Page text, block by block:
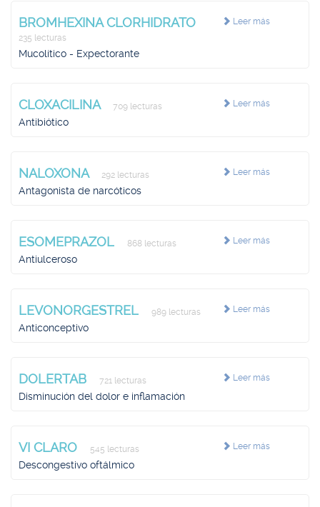
Leer más
BROMHEXINA CLORHIDRATO
235 lecturas
Mucolítico - Expectorante
Leer más
CLOXACILINA 709 lecturas
Antibiótico
Leer más
NALOXONA 292 lecturas
Antagonista de narcóticos
Leer más
ESOMEPRAZOL 868 lecturas
Antiulceroso
Leer más
LEVONORGESTREL 989 lecturas
Anticonceptivo
Leer más
DOLERTAB 721 lecturas
Disminución del dolor e inflamación
Leer más
VI CLARO 545 lecturas
Descongestivo oftálmico